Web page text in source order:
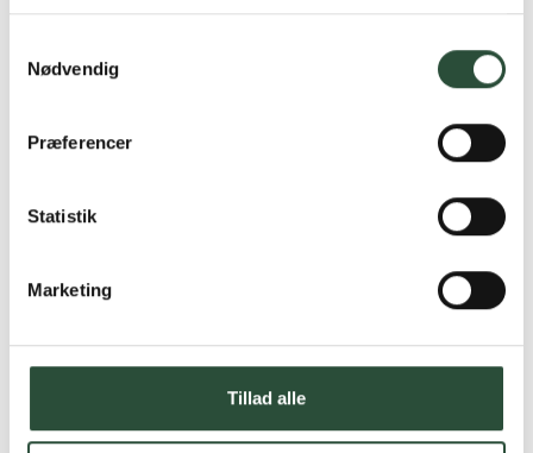
Nødvendig
Præferencer
Statistik
Marketing
Tillad alle